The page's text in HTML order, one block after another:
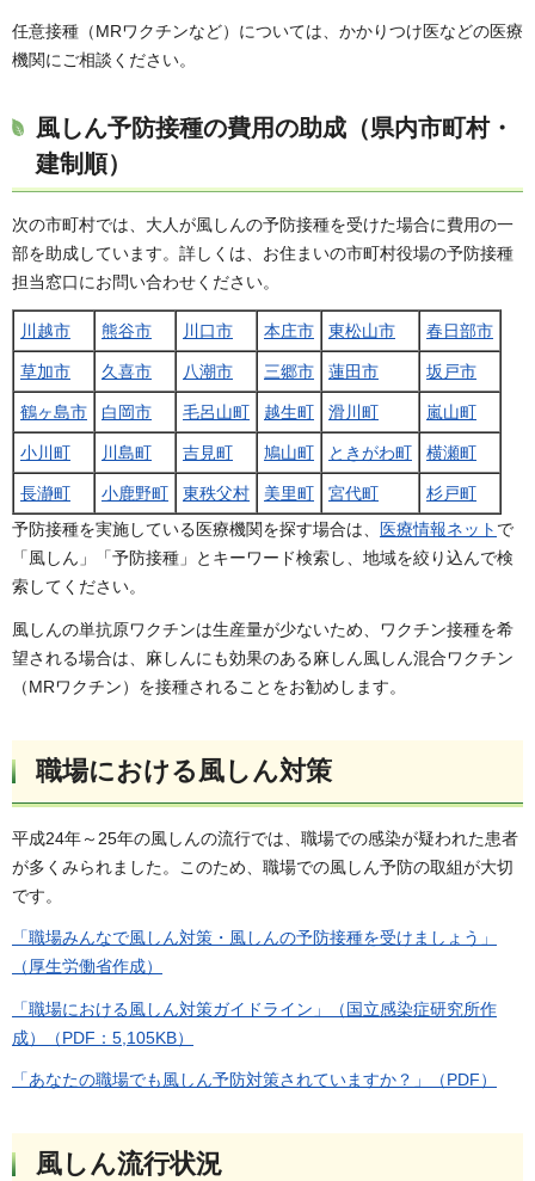
任意接種（MRワクチンなど）については、かかりつけ医などの医療
機関にご相談ください。
風しん予防接種の費用の助成（県内市町村・
建制順）
次の市町村では、大人が風しんの予防接種を受けた場合に費用の一
部を助成しています。詳しくは、お住まいの市町村役場の予防接種
担当窓口にお問い合わせください。
川越市 熊谷市 川口市 本庄市 東松山市 春日部市
草加市 久喜市 八潮市 三郷市 蓮田市 坂戸市
鶴ヶ島市 白岡市 毛呂山町 越生町 滑川町 嵐山町
小川町 川島町 吉見町 鳩山町 ときがわ町 横瀬町
長瀞町 小鹿野町 東秩父村 美里町 宮代町
杉戸町
予防接種を実施している医療機関を探す場合は、
医療情報ネット で
「風しん」「予防接種」とキーワード検索し、地域を絞り込んで検
索してください。
風しんの単抗原ワクチンは生産量が少ないため、ワクチン接種を希
望される場合は、麻しんにも効果のある麻しん風しん混合ワクチン
（MRワクチン）を接種されることをお勧めします。
職場における風しん対策
平成24年～25年の風しんの流行では、職場での感染が疑われた患者
が多くみられました。このため、職場での風しん予防の取組が大切
です。
「職場みんなで風しん対策・風しんの予防接種を受けましょう」
（厚生労働省作成）
「職場における風しん対策ガイドライン」（国立感染症研究所作
成）（PDF：5,105KB）
「あなたの職場でも風しん予防対策されていますか？」（PDF）
風しん流行状況